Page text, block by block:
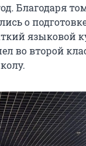
Благодаря
о
языковой
во второй